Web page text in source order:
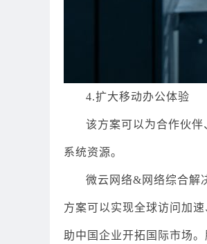
4.扩大移动办公体验
该方案可以为合作伙
系统资源。
微云网络&网络综合解
方案可以实现全球访问加速
助中国企业开拓国际市场